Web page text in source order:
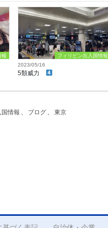
報
フィリピン出入国情報
2023/05/16
5類威力
情報 、 ブログ 、 東京